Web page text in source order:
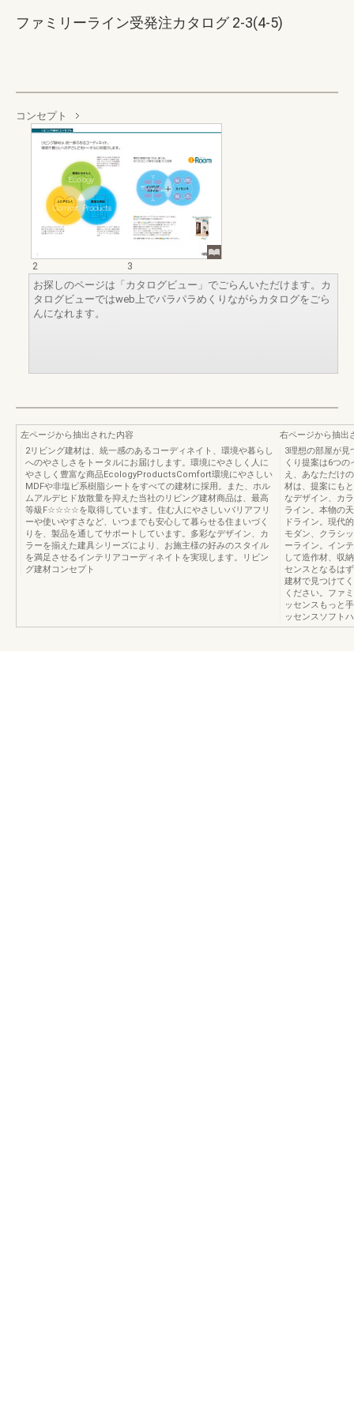
ファミリーライン受発注カタログ 2-3(4-5)
コンセプト
2
3
お探しのページは「カタログビュー」でごらんいただけます。カ
タログビューではweb上でパラパラめくりながらカタログをごら
んになれます。
左ページから抽出された内容
2リビング建材は、統一感のあるコーディネイト、環境や暮らし
へのやさしさをトータルにお届けします。環境にやさしく人に
やさしく豊富な商品EcologyProductsComfort環境にやさしい
MDFや非塩ビ系樹脂シートをすべての建材に採用。また、ホル
ムアルデヒド放散量を抑えた当社のリビング建材商品は、最高
等級F☆☆☆☆を取得しています。住む人にやさしいバリアフリ
ーや使いやすさなど、いつまでも安心して暮らせる住まいづく
りを、製品を通してサポートしています。多彩なデザイン、カ
ラーを揃えた建具シリーズにより、お施主様の好みのスタイル
を満足させるインテリアコーディネイトを実現します。リビン
グ建材コンセプト
右ページから抽出
3理想の部屋が見
くり提案は6つ
え、あなただけ
材は、提案にも
なデザイン、カ
ライン。本物の
ドライン。現代
モダン、クラシ
ーライン。イン
して造作材、収
センスとなるは
建材で見つけて
ください。ファ
ッセンスもっと
ッセンスソフト